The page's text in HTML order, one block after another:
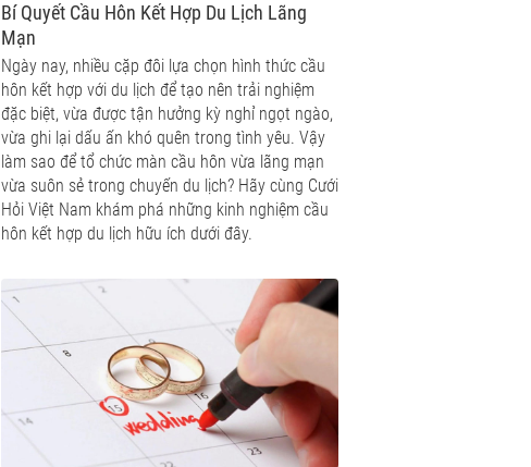
Bí Quyết Cầu Hôn Kết Hợp Du Lịch Lãng
Mạn
Ngày nay, nhiều cặp đôi lựa chọn hình thức cầu
hôn kết hợp với du lịch để tạo nên trải nghiệm
đặc biệt, vừa được tận hưởng kỳ nghỉ ngọt ngào,
vừa ghi lại dấu ấn khó quên trong tình yêu. Vậy
làm sao để tổ chức màn cầu hôn vừa lãng mạn
vừa suôn sẻ trong chuyến du lịch? Hãy cùng Cưới
Hỏi Việt Nam khám phá những kinh nghiệm cầu
hôn kết hợp du lịch hữu ích dưới đây.